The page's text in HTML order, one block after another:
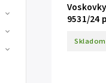
9531/24
Skladom